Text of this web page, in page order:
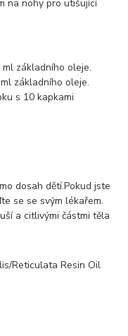
na nohy pro utišující
základního oleje.
základního oleje.
s 10 kapkami
dosah dětí.Pokud jste
se se svým lékařem.
a citlivými částmi těla
Reticulata Resin Oil